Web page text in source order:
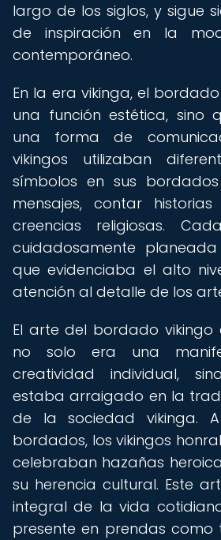
largo de los siglos, y sigue
de inspiración en la
contemporáneo.
En la era vikinga, el
una función estética, sino
una forma de
vikingos utilizaban
símbolos en sus
mensajes, contar
creencias religiosas.
cuidadosamente
que evidenciaba el alto
atención al detalle de los
El arte del bordado vikingo
no solo era una
creatividad individual,
estaba arraigado en la
de la sociedad vikinga.
bordados, los vikingos
celebraban hazañas
su herencia cultural. Este
integral de la vida
presente en prendas como